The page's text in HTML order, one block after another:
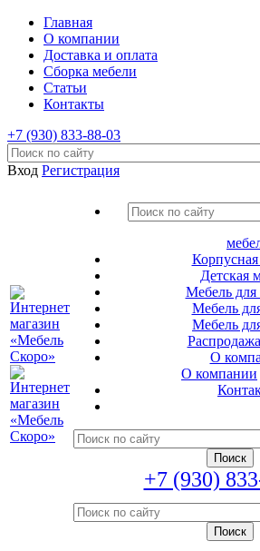
Главная
О компании
Доставка и оплата
Сборка мебели
Статьи
Контакты
+7 (930) 833-88-03
Вход Регистрация
Детская
Мебель для
Мебель
Мебель
О
О компании
+7 (930)